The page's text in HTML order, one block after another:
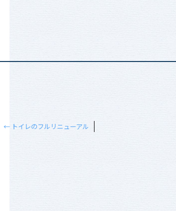
← トイレのフルリニューアル